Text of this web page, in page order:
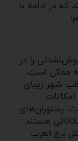
که در ادامه با
را در
ممکن است.
شهر زیبای
رستوران‌های
هستند
برج العرب